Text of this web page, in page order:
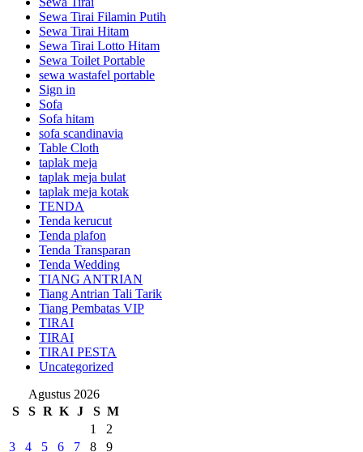
Sewa Tirai Filamin Putih
Sewa Tirai Hitam
Sewa Tirai Lotto Hitam
Sewa Toilet Portable
sewa wastafel portable
Sign in
Sofa
Sofa hitam
sofa scandinavia
Table Cloth
taplak meja
taplak meja bulat
taplak meja kotak
TENDA
Tenda kerucut
Tenda plafon
Tenda Transparan
Tenda Wedding
TIANG ANTRIAN
Tiang Antrian Tali Tarik
Tiang Pembatas VIP
TIRAI
TIRAI
TIRAI PESTA
Uncategorized
Agustus 2026
S
S R K J S M
1
2
3
4 5 6 7 8 9